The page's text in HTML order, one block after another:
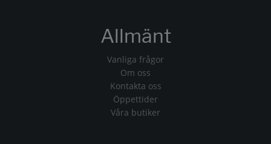
Allmänt
Vanliga frågor
Om oss
Kontakta oss
Öppettider
Våra butiker